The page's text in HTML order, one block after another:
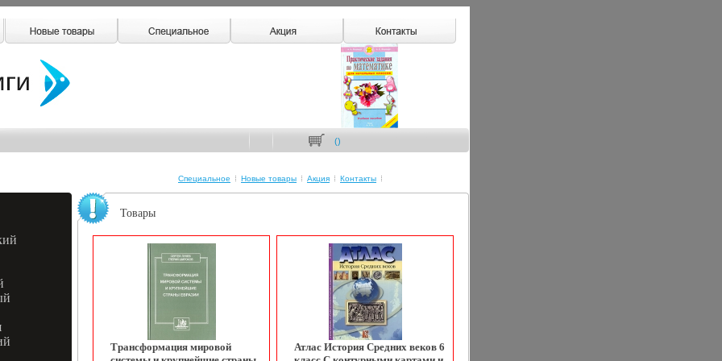
()
Специальное Новые товары Акция Контакты
Товары
Трансформация мировой
Атлас История Средних веков 6